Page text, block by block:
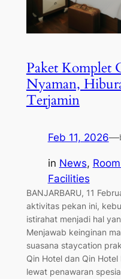
Paket Komplet
Nyaman,
Terjamin
Feb 11, 2026—
in News,
Facilities
BANJARBARU, 11
aktivitas pekan ini,
istirahat menjadi hal
Menjawab keinginan
suasana staycation
Qin Hotel dan Qin
lewat penawaran